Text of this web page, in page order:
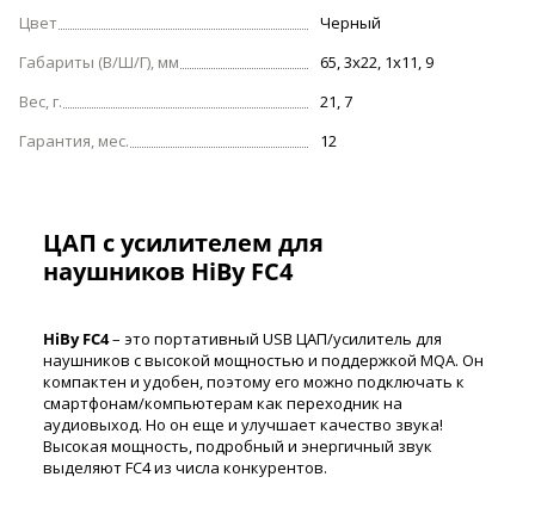
Цвет
Черный
Габариты (В/Ш/Г), мм
65, 3х22, 1х11, 9
Вес, г.
21, 7
Гарантия, мес.
12
ЦАП с усилителем для
наушников HiBy FC4
HiBy FC4– это портативный USB ЦАП/усилитель для
наушников с высокой мощностью и поддержкой MQA. Он
компактен и удобен, поэтому его можно подключать к
смартфонам/компьютерам как переходник на
аудиовыход. Но он еще и улучшает качество звука!
Высокая мощность, подробный и энергичный звук
выделяют FC4 из числа конкурентов.